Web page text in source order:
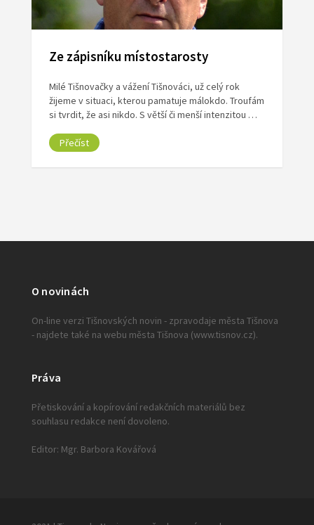
Ze zápisníku místostarosty
Milé Tišnovačky a vážení Tišnováci, už celý rok
žijeme v situaci, kterou pamatuje málokdo. Troufám
si tvrdit, že asi nikdo. S větší či menší intenzitou …
Přečíst
O novinách
On-line verzi Tišnovských novin - zpravodaje města Tišnova
- najdete také na webu města Tišnova (www.tisnov.cz).
Práva
Přetiskování a kopírování redakčních materiálů bez
souhlasu redakce není dovoleno.
Editor: Mgr. Barbora Kovářová